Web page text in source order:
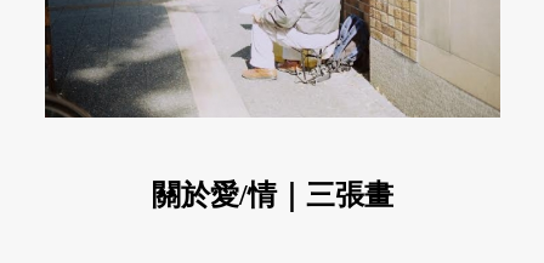
關於愛/情｜三張畫